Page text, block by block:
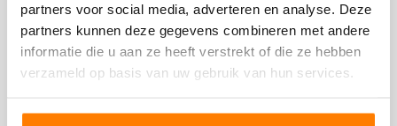
partners voor social media, adverteren en analyse. Deze
partners kunnen deze gegevens combineren met andere
informatie die u aan ze heeft verstrekt of die ze hebben
verzameld op basis van uw gebruik van hun services.